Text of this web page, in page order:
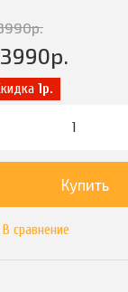
р.
р.
1р.
Купить
В сравнение